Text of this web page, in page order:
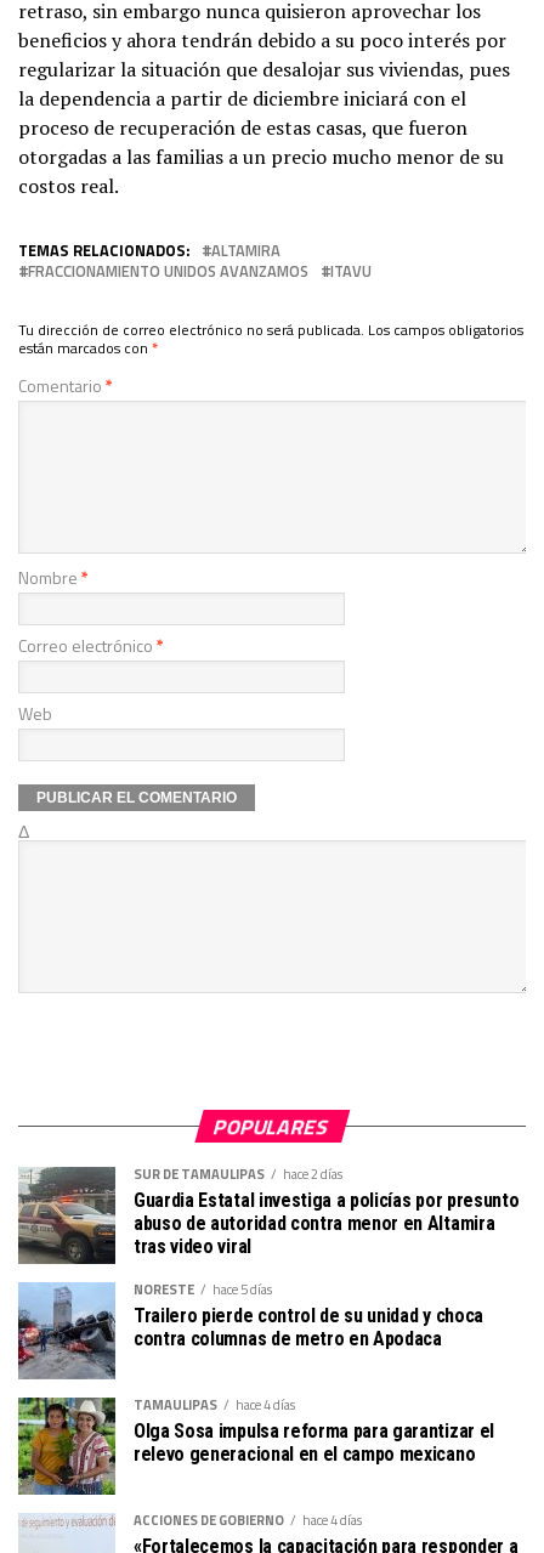
retraso, sin embargo nunca quisieron aprovechar los
beneficios y ahora tendrán debido a su poco interés por
regularizar la situación que desalojar sus viviendas, pues
la dependencia a partir de diciembre iniciará con el
proceso de recuperación de estas casas, que fueron
otorgadas a las familias a un precio mucho menor de su
costos real.
TEMAS RELACIONADOS:
ALTAMIRA
FRACCIONAMIENTO UNIDOS AVANZAMOS
ITAVU
Tu dirección de correo electrónico no será publicada. Los campos obligatorios
están marcados con *
Comentario*
Nombre*
Correo electrónico*
Web
Δ
POPULARES
SUR DE TAMAULIPAS hace 2 días
Guardia Estatal investiga a policías por presunto
abuso de autoridad contra menor en Altamira
tras video viral
NORESTE hace 5 días
Trailero pierde control de su unidad y choca
contra columnas de metro en Apodaca
TAMAULIPAS hace 4 días
Olga Sosa impulsa reforma para garantizar el
relevo generacional en el campo mexicano
ACCIONES DE GOBIERNO hace 4 días
«Fortalecemos la capacitación para responder a